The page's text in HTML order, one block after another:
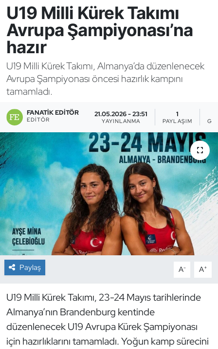
U19 Milli Kürek Takımı
Avrupa Şampiyonası’na
hazır
U19 Milli Kürek Takımı, Almanya’da düzenlenecek
Avrupa Şampiyonası öncesi hazırlık kampını
tamamladı.
FANATIK EDITÖR
EDITÖR
21.05.2026 - 23:51
YAYINLANMA
1
PAYLAŞIM
Paylaş A- A+
U19 Milli Kürek Takımı, 23-24 Mayıs tarihlerinde
Almanya’nın Brandenburg kentinde
düzenlenecek U19 Avrupa Kürek Şampiyonası
için hazırlıklarını tamamladı. Yoğun kamp sürecini
Binicilik
Bisiklet
Boks
Briç
Buz Hokeyi
Buz Pateni
Çim Hokeyi
Cimnastik
Curling
Dağcılık
Dövüş Sanatı
E-Spor